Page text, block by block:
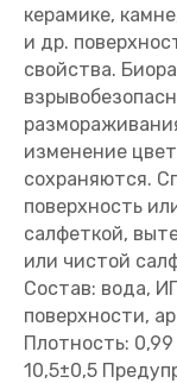
керамике,
и др.
свойства.
изменение
сохраняются.
поверхность
салфеткой,
или чистой
Состав: вода,
поверхности,
Плотность:
10,5±0,5